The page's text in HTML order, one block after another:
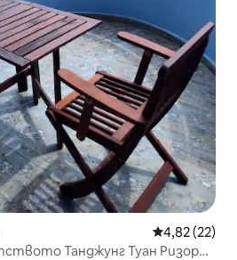
Средна
4,82 (22)
Танджунг Туан Ризорт,